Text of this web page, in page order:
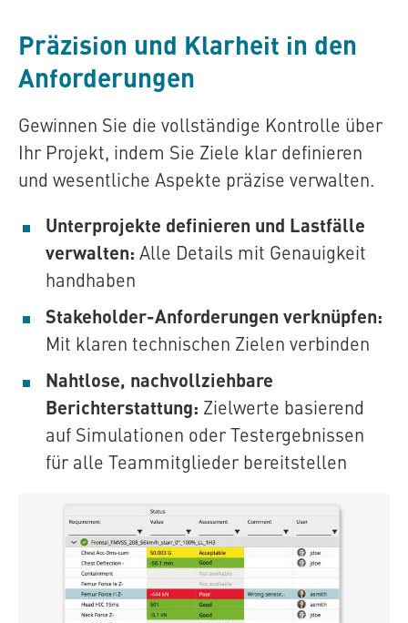
Präzision und Klarheit in den
Anforderungen
Gewinnen Sie die vollständige Kontrolle über
Ihr Projekt, indem Sie Ziele klar definieren
und wesentliche Aspekte präzise verwalten.
Unterprojekte definieren und Lastfälle
verwalten: Alle Details mit Genauigkeit
handhaben
Stakeholder-Anforderungen verknüpfen:
Mit klaren technischen Zielen verbinden
Nahtlose, nachvollziehbare
Berichterstattung: Zielwerte basierend
auf Simulationen oder Testergebnissen
für alle Teammitglieder bereitstellen